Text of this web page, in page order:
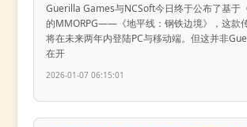
Guerilla Games与NCSoft今日终于公布了基于
的MMORPG——《地平线：钢铁边境》，这款
将在未来两年内登陆PC与移动端。但这并非
在开
2026-01-07 06:15:01